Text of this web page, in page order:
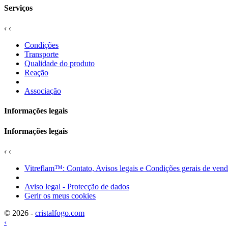
Serviços
‹ ‹
Condições
Transporte
Qualidade do produto
Reação
Associação
Informações legais
Informações legais
‹ ‹
Vitreflam™: Contato, Avisos legais e Condições gerais de
Aviso legal - Protecção de dados
Gerir os meus cookies
© 2026 - cristalfogo.com
‹